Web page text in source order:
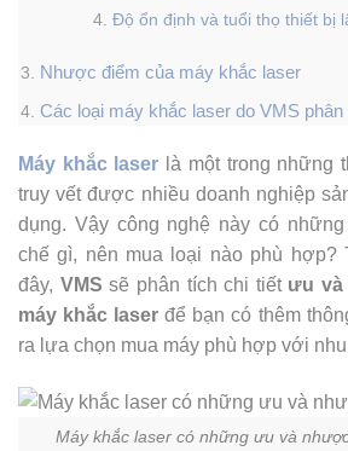
Độ ổn định và tuổi thọ thiết bị
Nhược điểm của máy khắc laser
Các loại máy khắc laser do VMS phân
Máy khắc laser là một trong những
truy vết được nhiều doanh nghiệp
dụng. Vậy công nghệ này có
chế gì, nên mua loại nào phù hợp?
đây, VMS sẽ phân tích chi tiết ưu và
máy khắc laser để bạn có thêm
ra lựa chọn mua máy phù hợp với
Máy khắc laser có những ưu và